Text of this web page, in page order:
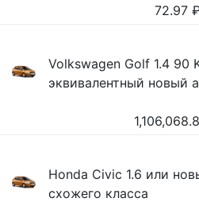
72.97
Volkswagen Golf 1.4 90
эквивалентный новый
Honda Civic 1.6 или
схожего класса